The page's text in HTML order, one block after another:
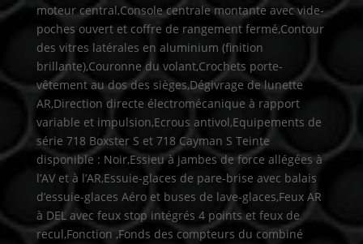
moteur central,Console centrale montante avec vide-
poches ouvert et coffre de rangement fermé,Contour
des vitres latérales en aluminium (finition
brillante),Couronne du volant,Crochets porte-
vêtement au dos des sièges,Dégivrage de lunette
AR,Direction directe électromécanique à rapport
variable et impulsion,Ecrous antivol,Equipements de
série 718 Boxster S et 718 Cayman S Teinte
disponible : Noir,Essieu à jambes de force allégées à
l’AV et à l’AR,Essuie-glaces de pare-brise avec balais
d’essuie-glaces Aéro et buses de lave-glaces,Feux AR
à DEL avec feux stop intégrés 4 points et feux de
recul,Fonction ,Fonds des compteurs du combiné